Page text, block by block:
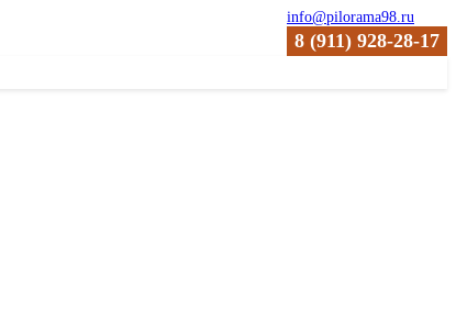
info@pilorama98.ru
8 (911) 928-28-17